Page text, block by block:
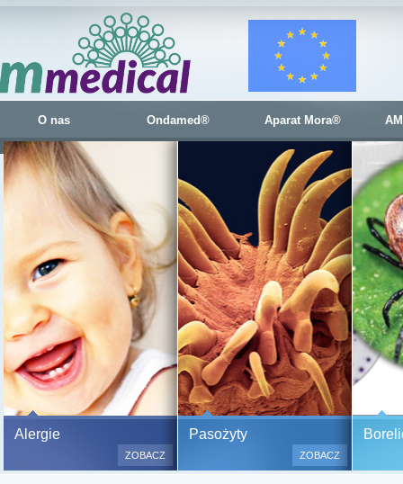
O nas Ondamed® Aparat Mora®
Alergie
Bezbolesne testy alergiczne
500 alergenów oraz zabiegi
odczulające.
ZOBACZ
Pasożyty
ZOBACZ